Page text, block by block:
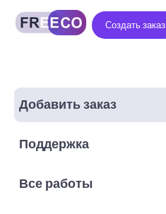
Создать заказ
Добавить заказ
Поддержка
Все работы